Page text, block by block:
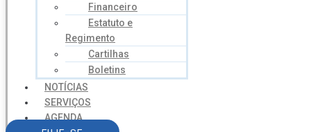
Financeiro
Estatuto e
Regimento
Cartilhas
Boletins
NOTÍCIAS
SERVIÇOS
AGENDA